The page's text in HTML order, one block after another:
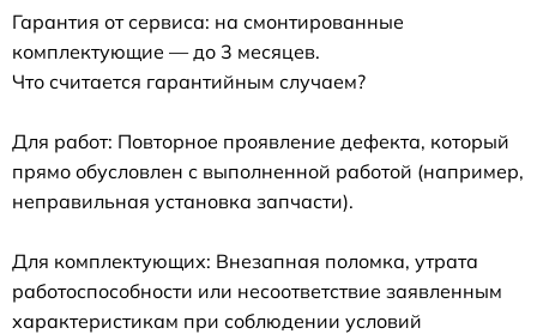
Гарантия от сервиса: на смонтированные
комплектующие — до 3 месяцев.
Что считается гарантийным случаем?
Для работ: Повторное проявление дефекта, который
прямо обусловлен с выполненной работой (например,
неправильная установка запчасти).
Для комплектующих: Внезапная поломка, утрата
работоспособности или несоответствие заявленным
характеристикам при соблюдении условий